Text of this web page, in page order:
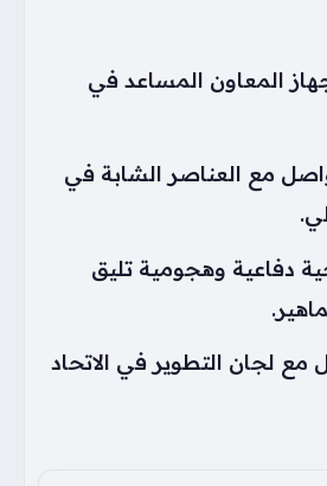
المعاون المساعد في
مع العناصر الشابة في
دفاعية وهجومية تليق
مع لجان التطوير في الاتحاد